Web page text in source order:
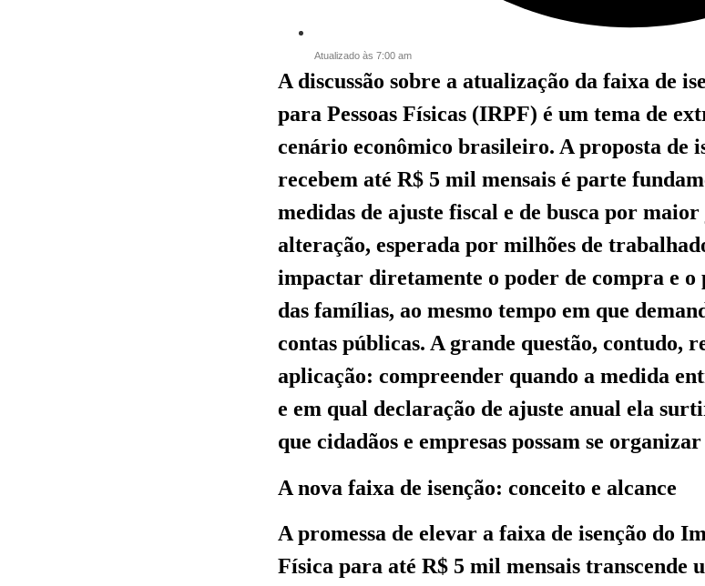
Atualizado às 7:00 am
A discussão sobre a atualização da faixa de
para Pessoas Físicas (IRPF) é um tema de
cenário econômico brasileiro. A proposta de
recebem até R$ 5 mil mensais é parte
medidas de ajuste fiscal e de busca por
alteração, esperada por milhões de
impactar diretamente o poder de compra e
das famílias, ao mesmo tempo em que
contas públicas. A grande questão, contudo,
aplicação: compreender quando a medida
e em qual declaração de ajuste anual ela
que cidadãos e empresas possam se
A nova faixa de isenção: conceito e alcance
A promessa de elevar a faixa de isenção do
Física para até R$ 5 mil mensais transcende